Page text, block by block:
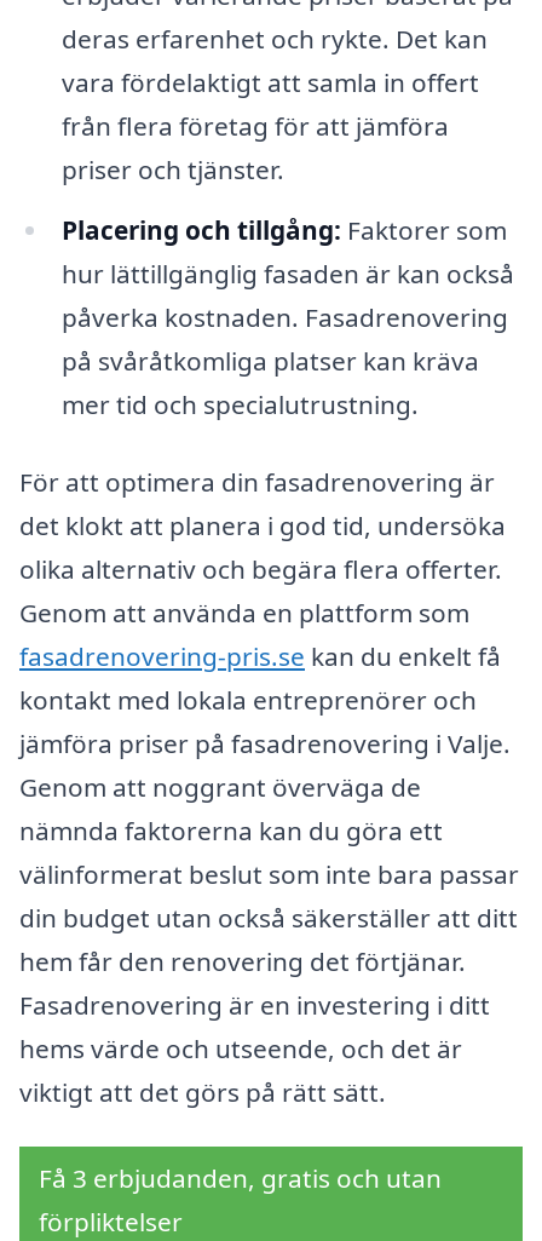
deras erfarenhet och rykte. Det kan
vara fördelaktigt att samla in offert
från flera företag för att jämföra
priser och tjänster.
Placering och tillgång: Faktorer som
hur lättillgänglig fasaden är kan också
påverka kostnaden. Fasadrenovering
på svåråtkomliga platser kan kräva
mer tid och specialutrustning.
För att optimera din fasadrenovering är
det klokt att planera i god tid, undersöka
olika alternativ och begära flera offerter.
Genom att använda en plattform som
fasadrenovering-pris.se kan du enkelt få
kontakt med lokala entreprenörer och
jämföra priser på fasadrenovering i Valje.
Genom att noggrant överväga de
nämnda faktorerna kan du göra ett
välinformerat beslut som inte bara passar
din budget utan också säkerställer att ditt
hem får den renovering det förtjänar.
Fasadrenovering är en investering i ditt
hems värde och utseende, och det är
viktigt att det görs på rätt sätt.
Få 3 erbjudanden, gratis och utan
förpliktelser